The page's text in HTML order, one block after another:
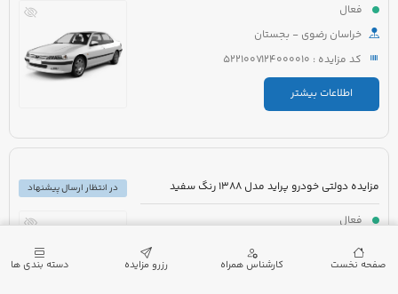
فعال
خراسان رضوی - بجستان
کد مزایده : 5221007124000010
اطلاعات بیشتر
مزایده دولتی خودرو پراید مدل 1388 رنگ سفید
فعال
فارس - لامرد
کد مزایده : 5221006977000048
در انتظار ارسال پیشنهاد
صفحه نخست کارشناس همراه رزرو مزایده دسته بندی ها